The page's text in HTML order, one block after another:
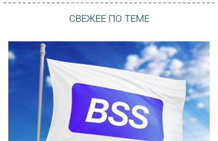
СВЕЖЕЕ ПО ТЕМЕ